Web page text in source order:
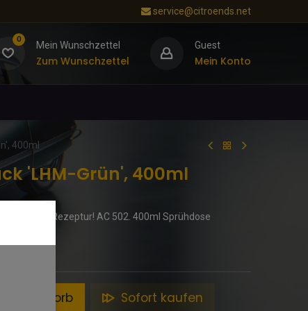
service@citroends.net
0
Mein Wunschzettel
Zum Wunschzettel
Guest
Mein Konto
400ml
'LHM-Grün', 400ml
Original-Rezeptur! AC 502. 400ml Sprühdose
Warenkorb Sofort kaufen